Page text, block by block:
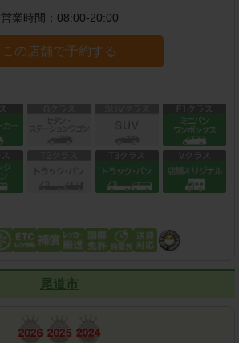
営業時間： 08:00-20:00
この店舗で予約する
尾道市